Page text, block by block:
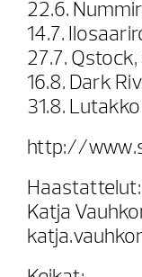
22.6.
14.7.
27.7. Qstock,
16.8. Dark
31.8.
http://
Haastattelut:
Katja